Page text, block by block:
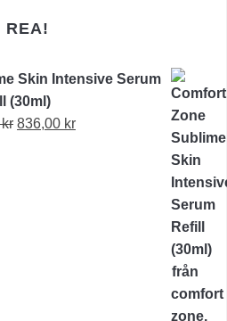
REA!
Skin Intensive Serum
(30ml)
kr Det
836,00 krDet